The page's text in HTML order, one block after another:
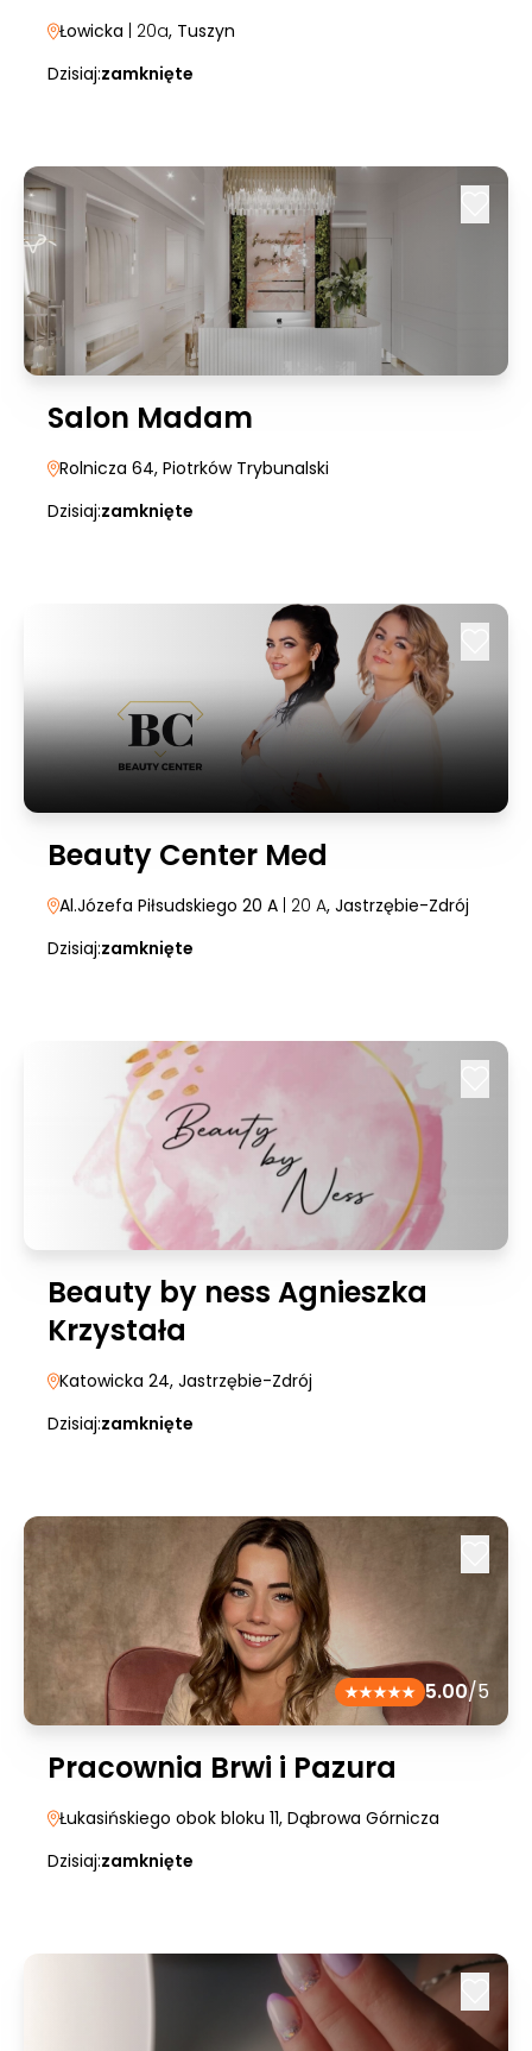
Łowicka | 20a, Tuszyn
Dzisiaj:zamknięte
Salon Madam
Rolnicza 64, Piotrków Trybunalski
Dzisiaj:zamknięte
Beauty Center Med
Al.Józefa Piłsudskiego 20 A | 20 A, Jastrzębie-Zdrój
Dzisiaj:zamknięte
Beauty by ness Agnieszka
Krzystała
Katowicka 24, Jastrzębie-Zdrój
Dzisiaj:zamknięte
5.00/5
Pracownia Brwi i Pazura
Łukasińskiego obok bloku 11, Dąbrowa Górnicza
Dzisiaj:zamknięte